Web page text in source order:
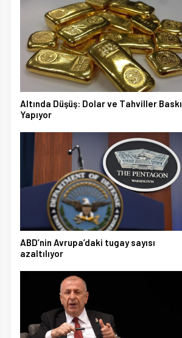
Altında Düşüş: Dolar ve Tahviller Baskı
Yapıyor
ABD’nin Avrupa’daki tugay sayısı
azaltılıyor